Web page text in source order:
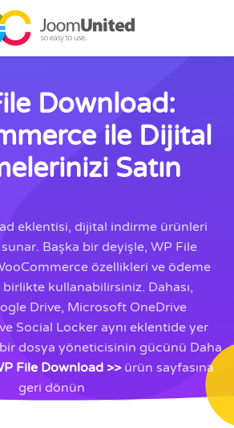
Download:
ile Dijital
Satın
eklentisi, dijital indirme ürünleri
Başka bir deyişle, WP File
özellikleri ve ödeme
kullanabilirsiniz. Dahası,
Drive, Microsoft OneDrive
Social Locker aynı eklentide yer
dosya yöneticisinin gücünü Daha
File Download >>ürün sayfasına
geri dönün